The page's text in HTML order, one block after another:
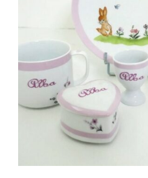
AJOUTER AU PANIER